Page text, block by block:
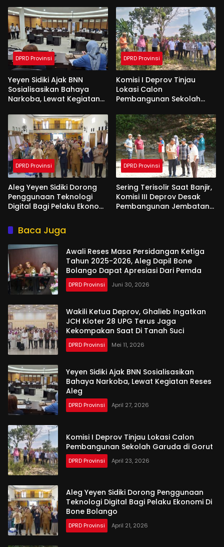
Apresiasi Dari Pemda
Tanah Suci
DPRD Provinsi
Yeyen Sidiki Ajak BNN
Sosialisasikan Bahaya
Narkoba, Lewat Kegiatan
DPRD Provinsi
Komisi I Deprov Tinjau
Lokasi Calon
Pembangunan Sekolah
DPRD Provinsi
Aleg Yeyen Sidiki Dorong
Penggunaan Teknologi
Digital Bagi Pelaku Ekonomi
DPRD Provinsi
Sering Terisolir Saat Banjir,
Komisi III Deprov Desak
Pembangunan Jembatan
Baca Juga
Awali Reses Masa Persidangan Ketiga
Tahun 2025-2026, Aleg Dapil Bone
Bolango Dapat Apresiasi Dari Pemda
DPRD Provinsi Juni 30, 2026
Wakili Ketua Deprov, Ghalieb Ingatkan
JCH Kloter 28 UPG Terus Jaga
Kekompakan Saat Di Tanah Suci
DPRD Provinsi Mei 11, 2026
Yeyen Sidiki Ajak BNN Sosialisasikan
Bahaya Narkoba, Lewat Kegiatan Reses
Aleg
DPRD Provinsi April 27, 2026
Komisi I Deprov Tinjau Lokasi Calon
Pembangunan Sekolah Garuda di Gorut
DPRD Provinsi April 23, 2026
Aleg Yeyen Sidiki Dorong Penggunaan
Teknologi Digital Bagi Pelaku Ekonomi Di
Bone Bolango
DPRD Provinsi April 21, 2026